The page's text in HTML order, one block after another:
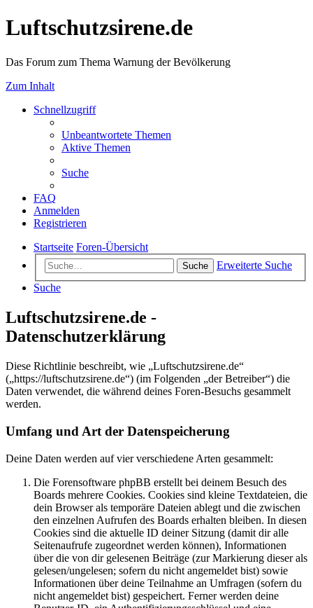
Luftschutzsirene.de
Das Forum zum Thema Warnung der Bevölkerung
Zum Inhalt
Schnellzugriff
Unbeantwortete Themen
Aktive Themen
Suche
FAQ
Anmelden
Registrieren
Startseite Foren-Übersicht
Suche
Erweiterte Suche
Suche
Luftschutzsirene.de -
Datenschutzerklärung
Diese Richtlinie beschreibt, wie „Luftschutzsirene.de“
(„https://luftschutzsirene.de“) (im Folgenden „der Betreiber“) die
Daten verwendet, die während deines Foren-Besuchs gesammelt
werden.
Umfang und Art der Datenspeicherung
Deine Daten werden auf vier verschiedene Arten gesammelt:
Die Forensoftware phpBB erstellt bei deinem Besuch des
Boards mehrere Cookies. Cookies sind kleine Textdateien, die
dein Browser als temporäre Dateien ablegt und die zwischen
den einzelnen Aufrufen des Boards erhalten bleiben. In diesen
Cookies sind die aktuelle ID deiner Sitzung (damit dir alle
Seitenaufrufe zugeordnet werden können), Informationen
über die von dir gelesenen Beiträge (zur Markierung dieser als
gelesen/ungelesen; sofern du nicht angemeldet bist) sowie
Informationen über deine Teilnahme an Umfragen (sofern du
nicht angemeldet bist) gespeichert. Ferner werden deine